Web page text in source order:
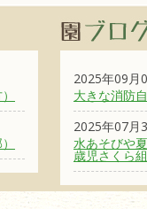
2025年09月
大きな消防
2025年07月
水あそびや
歳児さくら